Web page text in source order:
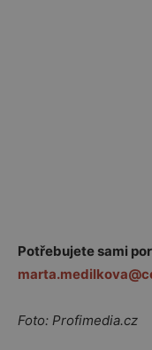
Potřebujete sami
Foto: Profimedia.cz